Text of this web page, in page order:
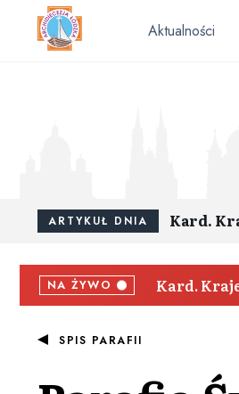
Aktualności
ARTYKUŁ DNIA Kard.
NA ŻYWO Kard.
SPIS PARAFII